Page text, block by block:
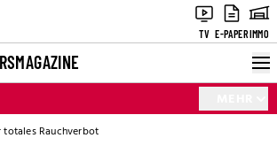
TV E-PAPERIMMO
MAGAZINE
totales Rauchverbot